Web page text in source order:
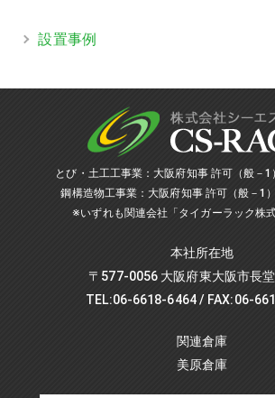
設置事例
とび・土工工事業：大阪府知事 許可（般－
鋼構造物工事業：大阪府知事 許可（般－1
※いずれも関連会社「タイガーラック株
本社所在地
〒577-0056 大阪府東大阪市長
TEL:06-6618-6464 / FAX:06-
関連倉庫
美原倉庫